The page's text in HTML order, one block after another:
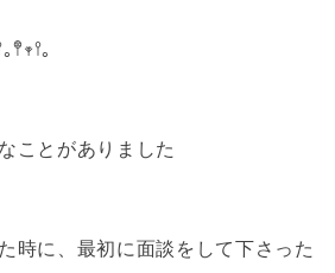
𖤣𖥧𖥣｡‪
ことがありました
時に、最初に面談をして下さった